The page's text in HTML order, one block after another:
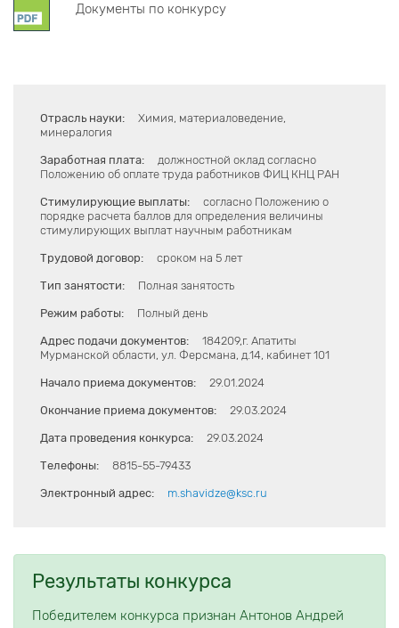
Документы по конкурсу
Отрасль науки:
Химия, материаловедение,
минералогия
Заработная плата:
должностной оклад согласно
Положению об оплате труда работников ФИЦ КНЦ РАН
Стимулирующие выплаты:
согласно Положению о
порядке расчета баллов для определения величины
стимулирующих выплат научным работникам
Трудовой договор: сроком на 5 лет
Тип занятости: Полная занятость
Режим работы: Полный день
Адрес подачи документов:
184209,г. Апатиты
Мурманской области, ул. Ферсмана, д.14, кабинет 101
Начало приема документов: 29.01.2024
Окончание приема документов: 29.03.2024
Дата проведения конкурса: 29.03.2024
Телефоны: 8815-55-79433
Электронный адрес: m.shavidze@ksc.ru
Результаты конкурса
Победителем конкурса признан Антонов Андрей